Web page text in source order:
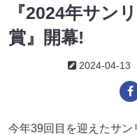
『2024年サン
賞』開幕!
2024-04-13
今年39回目を迎えたサ